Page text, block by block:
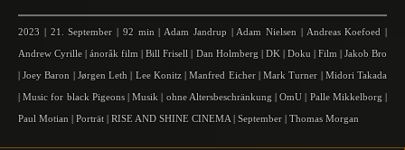
2023 | 21. September | 92 min | Adam Jandrup | Adam Nielsen | Andreas Koefoed |
Andrew Cyrille |ánorâk film |Bill Frisell | Dan Holmberg | DK | Doku | Film |Jakob Bro
|Joey Baron | Jørgen Leth | Lee Konitz|Manfred Eicher|Mark Turner | Midori Takada
|Music for black Pigeons|Musik | ohne Altersbeschränkung |OmU | Palle Mikkelborg |
Paul Motian | Porträt | RISE AND SHINE CINEMA | September | Thomas Morgan